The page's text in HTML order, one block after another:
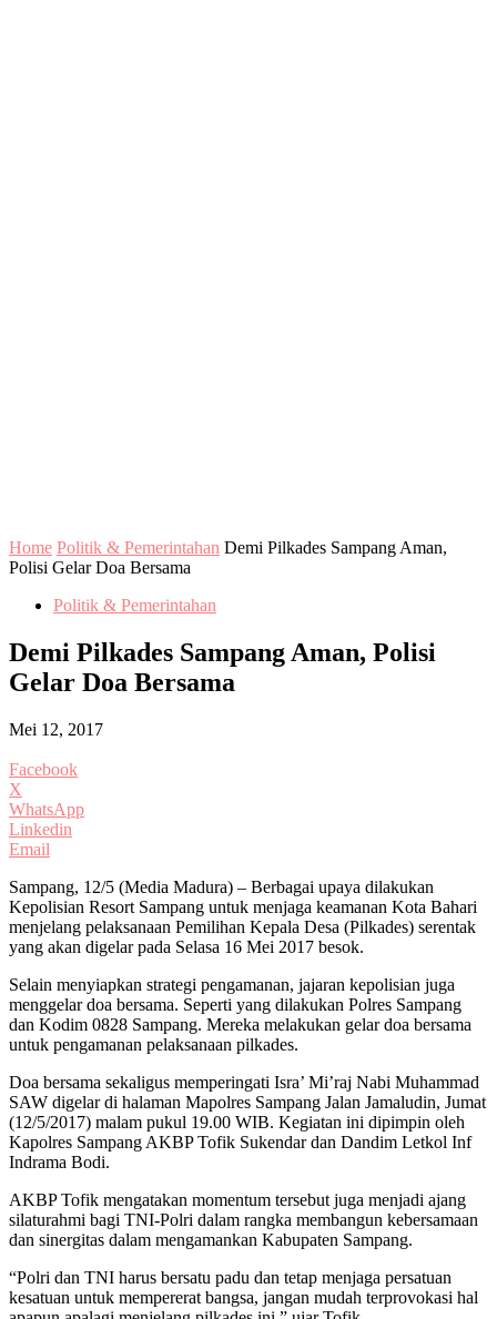
Home Politik & Pemerintahan Demi Pilkades Sampang Aman,
Polisi Gelar Doa Bersama
Politik & Pemerintahan
Demi Pilkades Sampang Aman, Polisi
Gelar Doa Bersama
Mei 12, 2017
Facebook
X
WhatsApp
Linkedin
Email
Sampang, 12/5 (Media Madura) – Berbagai upaya dilakukan
Kepolisian Resort Sampang untuk menjaga keamanan Kota Bahari
menjelang pelaksanaan Pemilihan Kepala Desa (Pilkades) serentak
yang akan digelar pada Selasa 16 Mei 2017 besok.
Selain menyiapkan strategi pengamanan, jajaran kepolisian juga
menggelar doa bersama. Seperti yang dilakukan Polres Sampang
dan Kodim 0828 Sampang. Mereka melakukan gelar doa bersama
untuk pengamanan pelaksanaan pilkades.
Doa bersama sekaligus memperingati Isra’ Mi’raj Nabi Muhammad
SAW digelar di halaman Mapolres Sampang Jalan Jamaludin, Jumat
(12/5/2017) malam pukul 19.00 WIB. Kegiatan ini dipimpin oleh
Kapolres Sampang AKBP Tofik Sukendar dan Dandim Letkol Inf
Indrama Bodi.
AKBP Tofik mengatakan momentum tersebut juga menjadi ajang
silaturahmi bagi TNI-Polri dalam rangka membangun kebersamaan
dan sinergitas dalam mengamankan Kabupaten Sampang.
“Polri dan TNI harus bersatu padu dan tetap menjaga persatuan
kesatuan untuk mempererat bangsa, jangan mudah terprovokasi hal